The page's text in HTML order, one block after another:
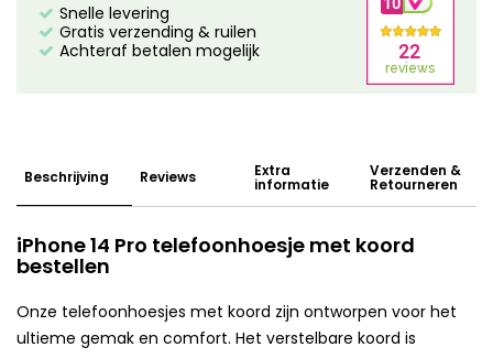
Snelle levering
Gratis verzending & ruilen
Achteraf betalen mogelijk
Beschrijving Reviews Extra
informatie
Verzenden &
Retourneren
iPhone 14 Pro telefoonhoesje met koord
bestellen
Onze telefoonhoesjes met koord zijn ontworpen voor het
ultieme gemak en comfort. Het verstelbare koord is